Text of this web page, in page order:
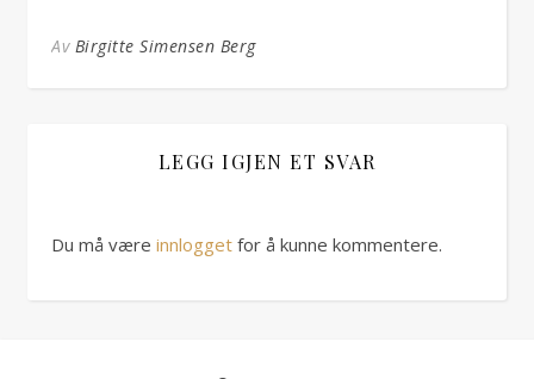
Av Birgitte Simensen Berg
LEGG IGJEN ET SVAR
Du må være innlogget for å kunne kommentere.